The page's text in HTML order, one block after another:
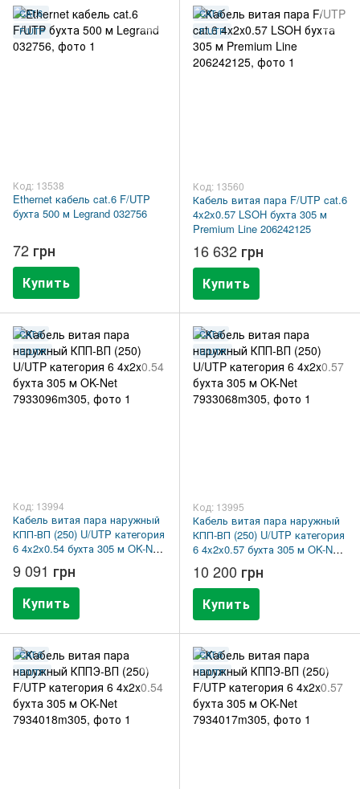
CAT.6
F/UTP
Код: 13538
Ethernet кабель cat.6 F/UTP
бухта 500 м Legrand 032756
72 грн
Купить
CAT.6
F/UTP
Код: 13560
Кабель витая пара F/UTP cat.6
4x2x0.57 LSOH бухта 305 м
Premium Line 206242125
16 632 грн
Купить
CAT.6
U/UTP
Код: 13994
Кабель витая пара наружный
КПП-ВП (250) U/UTP категория
6 4x2x0.54 бухта 305 м OK-Net
7933096m305
9 091 грн
Купить
CAT.6
U/UTP
Код: 13995
Кабель витая пара наружный
КПП-ВП (250) U/UTP категория
6 4x2x0.57 бухта 305 м OK-Net
7933068m305
10 200 грн
Купить
CAT.6
F/UTP
CAT.6
F/UTP